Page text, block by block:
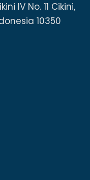
IV No. 11 Cikini,
10350